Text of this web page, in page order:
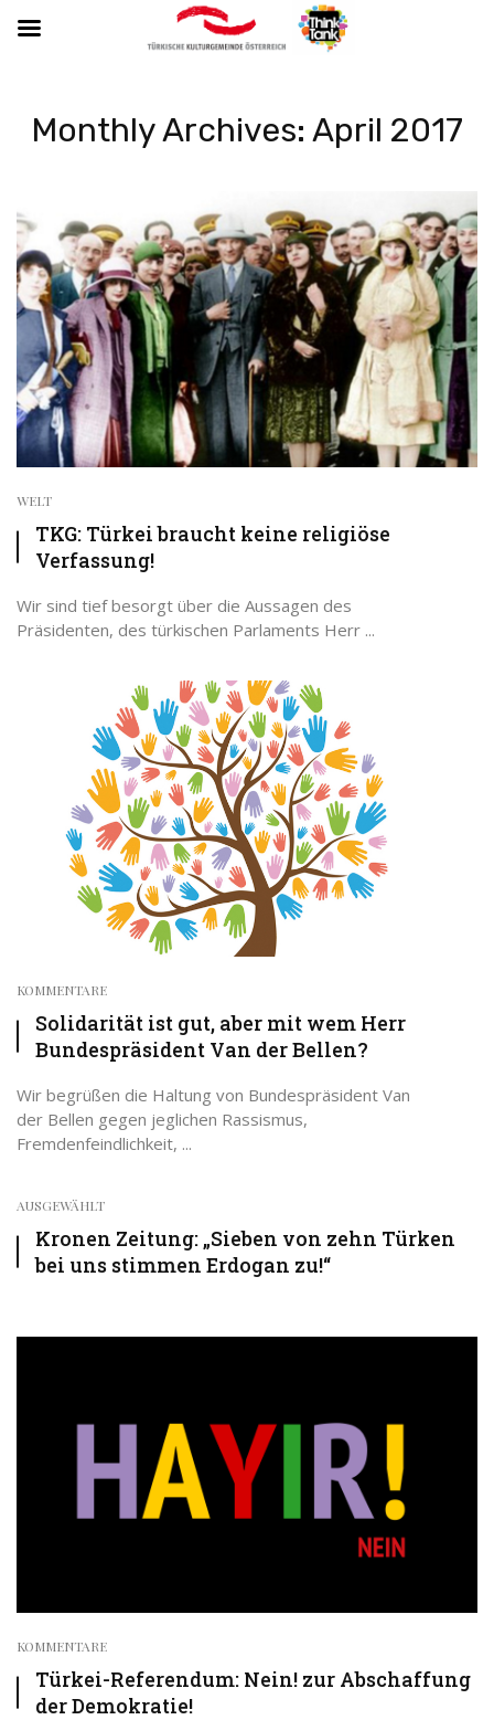
Monthly Archives: April 2017
WELT
TKG: Türkei braucht keine religiöse
Verfassung!
Wir sind tief besorgt über die Aussagen des
Präsidenten, des türkischen Parlaments Herr ...
KOMMENTARE
Solidarität ist gut, aber mit wem Herr
Bundespräsident Van der Bellen?
Wir begrüßen die Haltung von Bundespräsident Van
der Bellen gegen jeglichen Rassismus,
Fremdenfeindlichkeit, ...
AUSGEWÄHLT
Kronen Zeitung: „Sieben von zehn Türken
bei uns stimmen Erdogan zu!“
KOMMENTARE
Türkei-Referendum: Nein! zur Abschaffung
der Demokratie!